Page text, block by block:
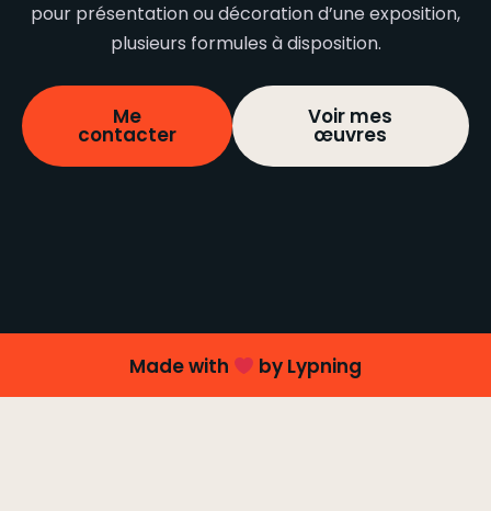
pour présentation ou décoration d’une exposition,
plusieurs formules à disposition.
Me
contacter
Voir mes
œuvres
Made with by Lypning